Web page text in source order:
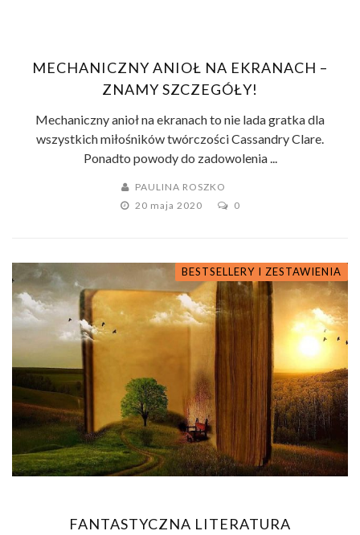
MECHANICZNY ANIOŁ NA EKRANACH –
ZNAMY SZCZEGÓŁY!
Mechaniczny anioł na ekranach to nie lada gratka dla
wszystkich miłośników twórczości Cassandry Clare.
Ponadto powody do zadowolenia ...
PAULINA ROSZKO
20 maja 2020
0
BESTSELLERY I ZESTAWIENIA
FANTASTYCZNA LITERATURA